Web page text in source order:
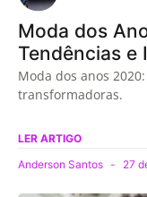
Moda dos
Tendências e
Moda dos anos
transformadoras.
LER ARTIGO
Anderson Santos
27